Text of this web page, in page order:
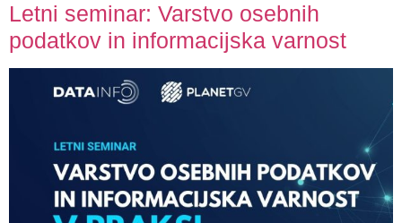
Letni seminar: Varstvo osebnih
podatkov in informacijska varnost